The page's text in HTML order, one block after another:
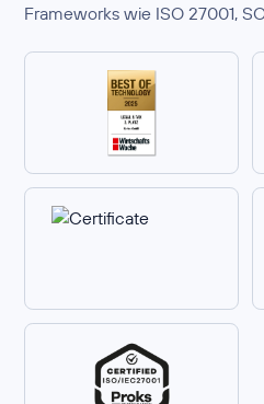
Frameworks wie ISO 27001,